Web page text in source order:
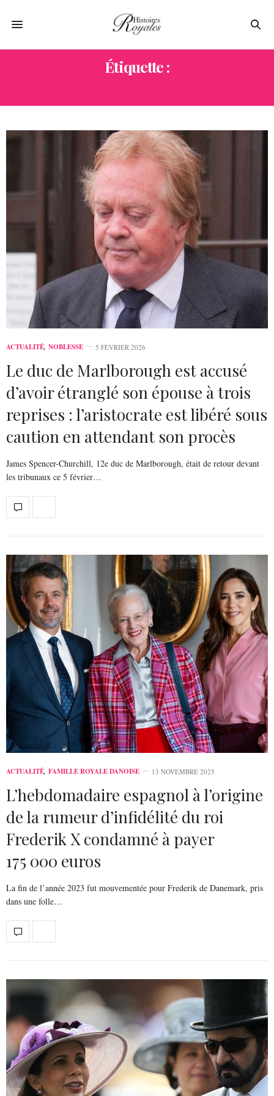
Étiquette :
ACTUALITÉ, NOBLESSE 5 FÉVRIER 2026
Le duc de Marlborough est accusé
d’avoir étranglé son épouse à trois
reprises : l’aristocrate est libéré sous
caution en attendant son procès
James Spencer-Churchill, 12e duc de Marlborough, était de retour devant
les tribunaux ce 5 février…
ACTUALITÉ, FAMILLE ROYALE DANOISE 13 NOVEMBRE 2025
L’hebdomadaire espagnol à l’origine
de la rumeur d’infidélité du roi
Frederik X condamné à payer
175 000 euros
La fin de l’année 2023 fut mouvementée pour Frederik de Danemark, pris
dans une folle…